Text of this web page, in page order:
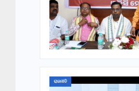
ରାଜନୀତି